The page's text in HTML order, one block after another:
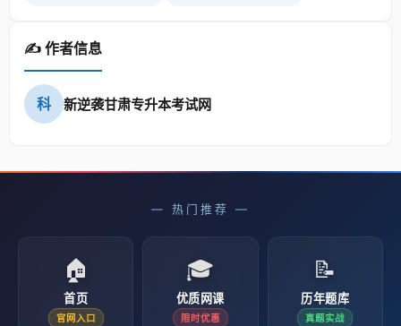
✍️ 作者信息
科 新逆袭甘肃专升本考试网
— 热门推荐 —
🏠
首页
官网入口
🎓
优质网课
限时优惠
📝
历年题库
真题实战